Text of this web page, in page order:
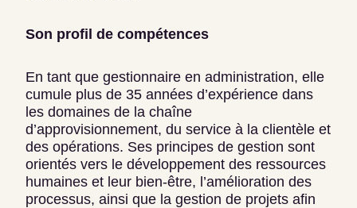
Son profil de compétences
En tant que gestionnaire en administration, elle
cumule plus de 35 années d’expérience dans
les domaines de la chaîne
d’approvisionnement, du service à la clientèle et
des opérations. Ses principes de gestion sont
orientés vers le développement des ressources
humaines et leur bien-être, l’amélioration des
processus, ainsi que la gestion de projets afin